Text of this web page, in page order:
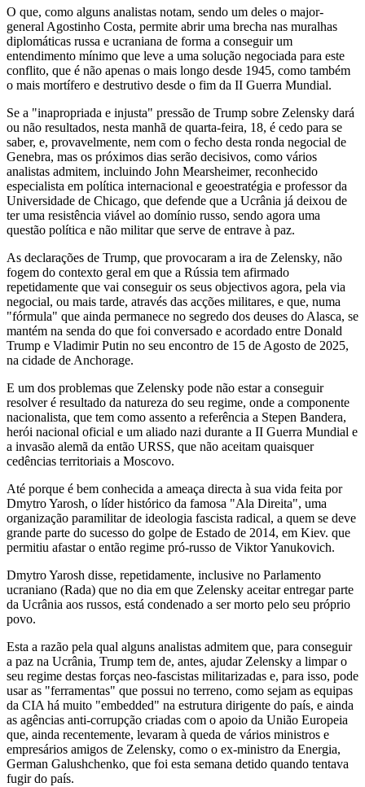
O que, como alguns analistas notam, sendo um deles o major-
general Agostinho Costa, permite abrir uma brecha nas muralhas
diplomáticas russa e ucraniana de forma a conseguir um
entendimento mínimo que leve a uma solução negociada para este
conflito, que é não apenas o mais longo desde 1945, como também
o mais mortífero e destrutivo desde o fim da II Guerra Mundial.
Se a "inapropriada e injusta" pressão de Trump sobre Zelensky dará
ou não resultados, nesta manhã de quarta-feira, 18, é cedo para se
saber, e, provavelmente, nem com o fecho desta ronda negocial de
Genebra, mas os próximos dias serão decisivos, como vários
analistas admitem, incluindo John Mearsheimer, reconhecido
especialista em política internacional e geoestratégia e professor da
Universidade de Chicago, que defende que a Ucrânia já deixou de
ter uma resistência viável ao domínio russo, sendo agora uma
questão política e não militar que serve de entrave à paz.
As declarações de Trump, que provocaram a ira de Zelensky, não
fogem do contexto geral em que a Rússia tem afirmado
repetidamente que vai conseguir os seus objectivos agora, pela via
negocial, ou mais tarde, através das acções militares, e que, numa
"fórmula" que ainda permanece no segredo dos deuses do Alasca, se
mantém na senda do que foi conversado e acordado entre Donald
Trump e Vladimir Putin no seu encontro de 15 de Agosto de 2025,
na cidade de Anchorage.
E um dos problemas que Zelensky pode não estar a conseguir
resolver é resultado da natureza do seu regime, onde a componente
nacionalista, que tem como assento a referência a Stepen Bandera,
herói nacional oficial e um aliado nazi durante a II Guerra Mundial e
a invasão alemã da então URSS, que não aceitam quaisquer
cedências territoriais a Moscovo.
Até porque é bem conhecida a ameaça directa à sua vida feita por
Dmytro Yarosh, o líder histórico da famosa "Ala Direita", uma
organização paramilitar de ideologia fascista radical, a quem se deve
grande parte do sucesso do golpe de Estado de 2014, em Kiev. que
permitiu afastar o então regime pró-russo de Viktor Yanukovich.
Dmytro Yarosh disse, repetidamente, inclusive no Parlamento
ucraniano (Rada) que no dia em que Zelensky aceitar entregar parte
da Ucrânia aos russos, está condenado a ser morto pelo seu próprio
povo.
Esta a razão pela qual alguns analistas admitem que, para conseguir
a paz na Ucrânia, Trump tem de, antes, ajudar Zelensky a limpar o
seu regime destas forças neo-fascistas militarizadas e, para isso, pode
usar as "ferramentas" que possui no terreno, como sejam as equipas
da CIA há muito "embedded" na estrutura dirigente do país, e ainda
as agências anti-corrupção criadas com o apoio da União Europeia
que, ainda recentemente, levaram à queda de vários ministros e
empresários amigos de Zelensky, como o ex-ministro da Energia,
German Galushchenko, que foi esta semana detido quando tentava
fugir do país.